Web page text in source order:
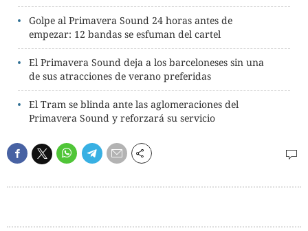
Golpe al Primavera Sound 24 horas antes de
empezar: 12 bandas se esfuman del cartel
El Primavera Sound deja a los barceloneses sin una
de sus atracciones de verano preferidas
El Tram se blinda ante las aglomeraciones del
Primavera Sound y reforzará su servicio